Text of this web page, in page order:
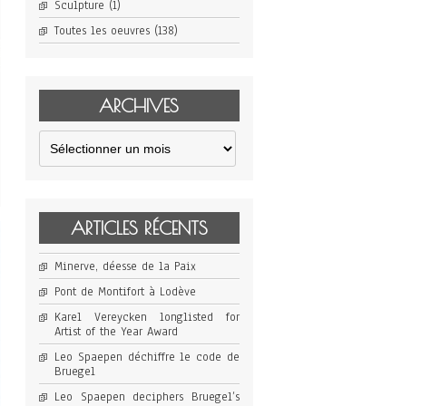
Sculpture (1)
Toutes les oeuvres(138)
ARCHIVES
Archives
ARTICLES RÉCENTS
Minerve, déesse de la Paix
Pont de Montifort à Lodève
Karel Vereycken longlisted for
Artist of the Year Award
Leo Spaepen déchiffre le code de
Bruegel
Leo Spaepen deciphers Bruegel’s